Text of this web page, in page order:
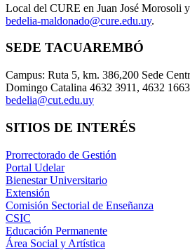
Local del CURE en Juan José Morosoli
bedelia-maldonado@cure.edu.uy.
SEDE TACUAREMBÓ
Campus: Ruta 5, km. 386,200 Sede
Domingo Catalina 4632 3911, 4632
bedelia@cut.edu.uy
SITIOS DE INTERÉS
Prorrectorado de Gestión
Portal Udelar
Bienestar Universitario
Extensión
Comisión Sectorial de Enseñanza
CSIC
Educación Permanente
Área Social y Artística